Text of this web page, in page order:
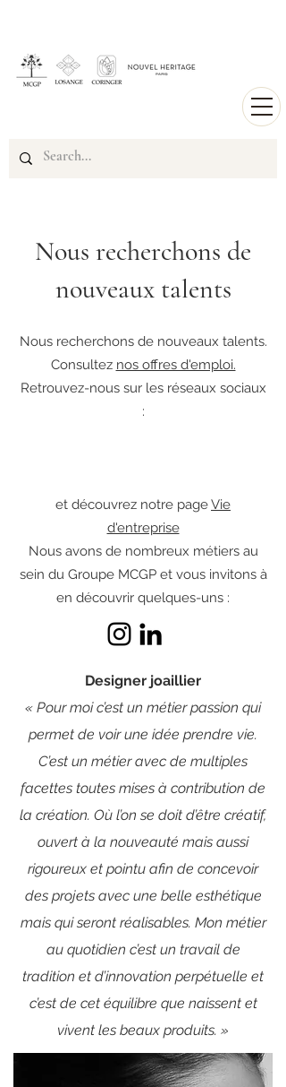
Nous recherchons de
nouveaux talents
Nous recherchons de nouveaux talents.
Consultez nos offres d'emploi.
Retrouvez-nous sur les réseaux sociaux
:
et découvrez notre pageVie
d'entreprise
Nous avons de nombreux métiers au
sein du Groupe MCGP et vous invitons à
en découvrir quelques-uns :
Designer joaillier
« Pour moi c’est un métier passion qui
permet de voir une idée prendre vie.
C’est un métier avec de multiples
facettes toutes mises à contribution de
la création. Où l’on se doit d’être créatif,
ouvert à la nouveauté mais aussi
rigoureux et pointu afin de concevoir
des projets avec une belle esthétique
mais qui seront réalisables. Mon métier
au quotidien c’est un travail de
tradition et d’innovation perpétuelle et
c’est de cet équilibre que naissent et
vivent les beaux produits. »